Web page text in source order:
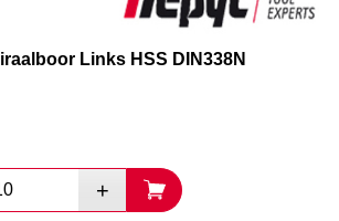
Links HSS DIN338N